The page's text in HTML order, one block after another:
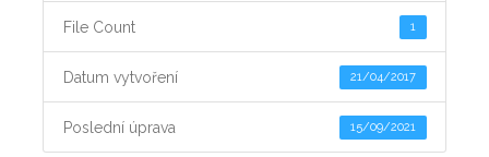
File Count 1
Datum vytvoření 21/04/2017
Poslední úprava 15/09/2021